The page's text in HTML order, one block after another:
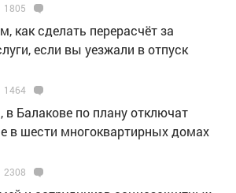
1805
как сделать перерасчёт за
если вы уезжали в отпуск
1464
в Балакове по плану отключат
в шести многоквартирных домах
2308